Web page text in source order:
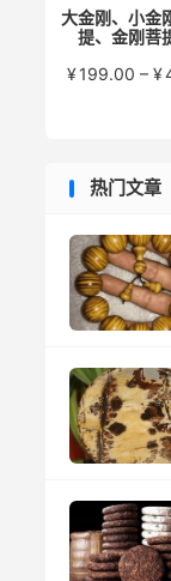
大金刚、小金
提、金刚菩
¥199.00 – ¥
热门文章